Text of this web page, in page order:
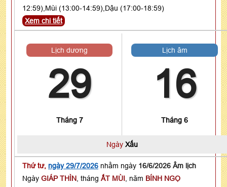
12:59),Mùi (13:00-14:59),Dậu (17:00-18:59)
Xem chi tiết
Lịch dương
29
Tháng 7
Lịch âm
16
Tháng 6
Ngày Xấu
Thứ tư, ngày 29/7/2026 nhằm ngày 16/6/2026 Âm lịch
Ngày GIÁP THÌN , tháng ẤT MÙI , năm BÍNH NGỌ